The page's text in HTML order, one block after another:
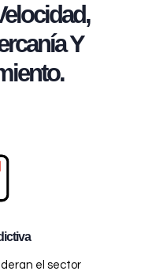
Y
el sector